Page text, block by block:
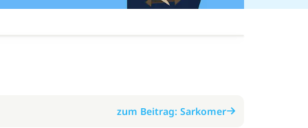
zum Beitrag: Sarkomer